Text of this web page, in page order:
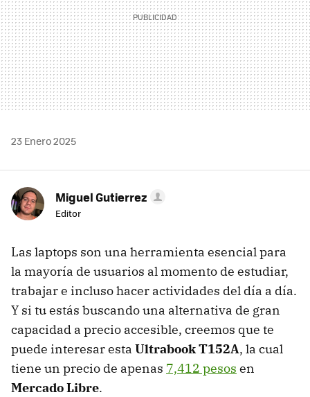
23 Enero 2025
Miguel Gutierrez
Editor
Las laptops son una herramienta esencial para
la mayoría de usuarios al momento de estudiar,
trabajar e incluso hacer actividades del día a día.
Y si tu estás buscando una alternativa de gran
capacidad a precio accesible, creemos que te
puede interesar esta Ultrabook T152A, la cual
tiene un precio de apenas 7,412 pesos en
Mercado Libre.